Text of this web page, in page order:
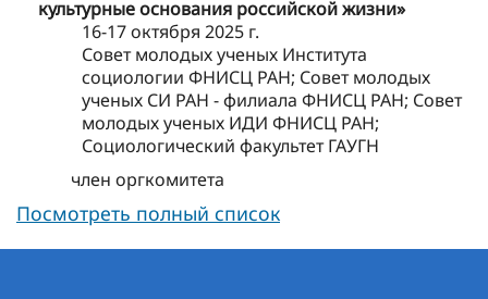
культурные основания российской жизни»
16-17 октября 2025 г.
Совет молодых ученых Института
социологии ФНИСЦ РАН; Совет молодых
ученых СИ РАН - филиала ФНИСЦ РАН; Совет
молодых ученых ИДИ ФНИСЦ РАН;
Социологический факультет ГАУГН
член оргкомитета
Посмотреть полный список